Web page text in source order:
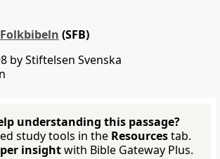
(SFB)
by Stiftelsen Svenska
understanding this passage?
study tools in the Resourcestab.
insightwith Bible Gateway Plus.